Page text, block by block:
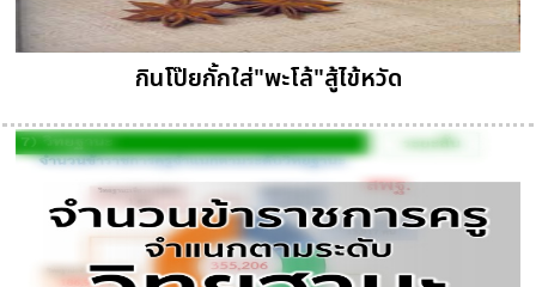
กินโป๊ยกั้กใส่"พะโล้"สู้ไข้หวัด